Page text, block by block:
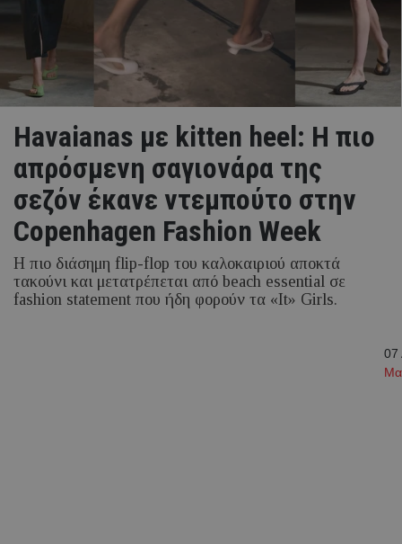
Havaianas με kitten heel: Η πιο
απρόσμενη σαγιονάρα της
σεζόν έκανε ντεμπούτο στην
Copenhagen Fashion Week
Η πιο διάσημη flip-flop του καλοκαιριού αποκτά
τακούνι και μετατρέπεται από beach essential σε
fashion statement που ήδη φορούν τα «It» Girls.
07